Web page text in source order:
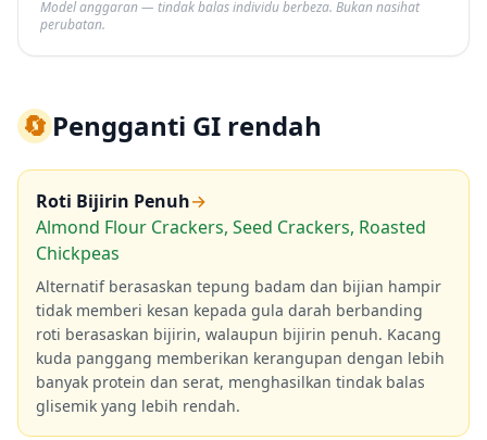
Model anggaran — tindak balas individu berbeza. Bukan nasihat
perubatan.
🔄Pengganti GI rendah
Roti Bijirin Penuh→
Almond Flour Crackers, Seed Crackers, Roasted
Chickpeas
Alternatif berasaskan tepung badam dan bijian hampir
tidak memberi kesan kepada gula darah berbanding
roti berasaskan bijirin, walaupun bijirin penuh. Kacang
kuda panggang memberikan kerangupan dengan lebih
banyak protein dan serat, menghasilkan tindak balas
glisemik yang lebih rendah.